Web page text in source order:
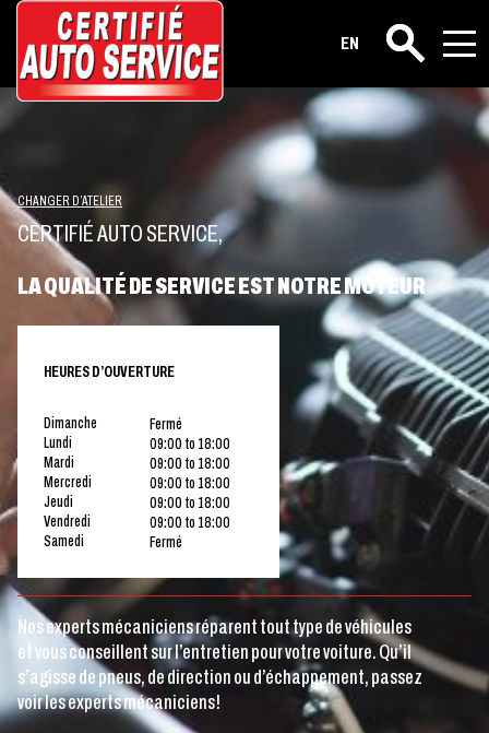
EN Rechercher
CHANGER D’ATELIER
CERTIFIÉ AUTO SERVICE,
LA QUALITÉ DE SERVICE EST NOTRE MOTEUR
HEURES D’OUVERTURE
Dimanche
Fermé
Lundi
09:00 to 18:00
Mardi
09:00 to 18:00
Mercredi
09:00 to 18:00
Jeudi
09:00 to 18:00
Vendredi
09:00 to 18:00
Samedi
Fermé
Nos experts mécaniciens réparent tout type de véhicules
et vous conseillent sur l’entretien pour votre voiture. Qu’il
s’agisse de pneus, de direction ou d’échappement, passez
voir les experts mécaniciens!